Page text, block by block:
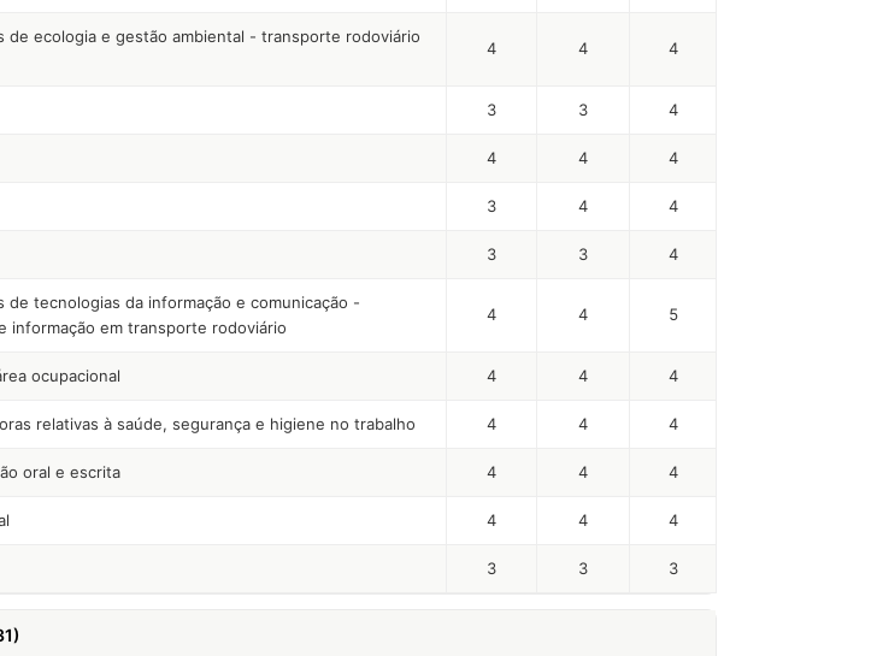
de ecologia e gestão ambiental - transporte rodoviário
4 4 4
3 3 4
4 4 4
3 4 4
3 3 4
de tecnologias da informação e comunicação -
informação em transporte rodoviário
4 4 5
ocupacional 4 4 4
relativas à saúde, segurança e higiene no trabalho 4 4 4
oral e escrita 4 4 4
4 4 4
3 3 3